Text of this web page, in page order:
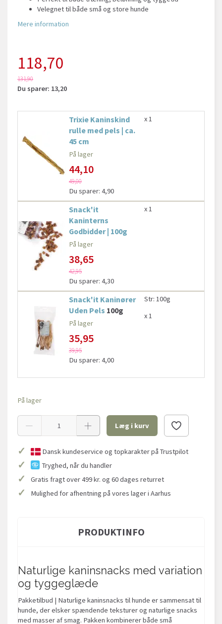
Velegnet til både små og store hunde
Mere information
118,70
131,90
Du sparer: 13,20
Trixie Kaninskind
rulle med pels | ca.
45 cm
På lager
44,10
49,00
Du sparer: 4,90
x 1
Snack'it
Kaninterns
Godbidder | 100g
På lager
38,65
42,95
Du sparer: 4,30
x 1
Snack'it Kaninører
Uden Pels 100g
På lager
35,95
39,95
Du sparer: 4,00
Str: 100g
x 1
På lager
Læg i kurv
✓ Dansk kundeservice og topkarakter på Trustpilot
✓ Tryghed, når du handler
✓ Gratis fragt over 499 kr. og 60 dages returret
✓ Mulighed for afhentning på vores lager i Aarhus
PRODUKTINFO
Naturlige kaninsnacks med variation
og tyggeglæde
Pakketilbud | Naturlige kaninsnacks til hunde er sammensat til
hunde, der elsker spændende teksturer og naturlige snacks
med masser af smag. Pakken kombinerer både små